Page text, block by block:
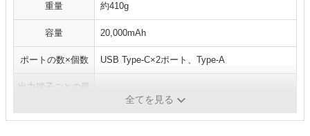
重量 約410g
容量 20,000mAh
ポートの数×個数 USB Type-C×2ポート、Type-A
出力端子ごとの最
USB Type-C：合計95W、Type-A：12W
全てを見る